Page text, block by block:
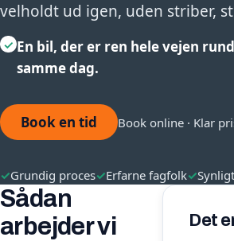
velholdt ud igen, uden striber,
✓ En bil, der er ren hele vejen
samme dag.
Book en tid Book online · Klar
✓Grundig proces✓Erfarne fagfolk✓
Sådan
arbejder vi
Det